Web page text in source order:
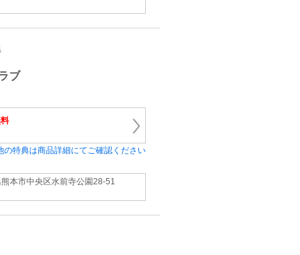
ブ
の特典は商品詳細にてご確認ください
本市中央区水前寺公園28‐51